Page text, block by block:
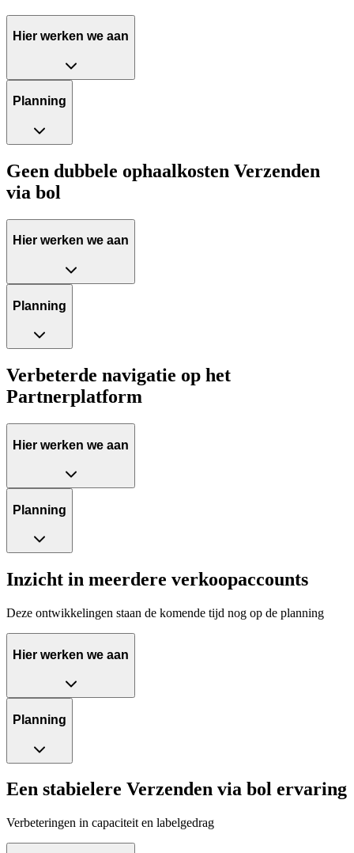
Hier werken we aan
Planning
Geen dubbele ophaalkosten Verzenden
via bol
Hier werken we aan
Planning
Verbeterde navigatie op het
Partnerplatform
Hier werken we aan
Planning
Inzicht in meerdere verkoopaccounts
Deze ontwikkelingen staan de komende tijd nog op de planning
Hier werken we aan
Planning
Een stabielere Verzenden via bol ervaring
Verbeteringen in capaciteit en labelgedrag